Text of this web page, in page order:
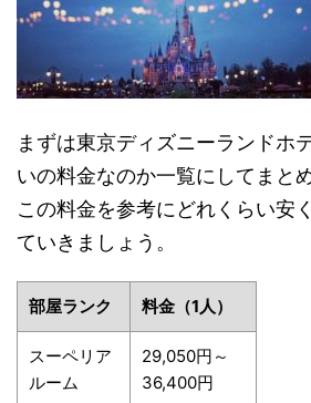
まずは東京ディズニーランドホ
いの料金なのか一覧にしてまと
この料金を参考にどれくらい安
ていきましょう。
部屋ランク 料金（1人）
スーペリア
ルーム
29,050円～
36,400円